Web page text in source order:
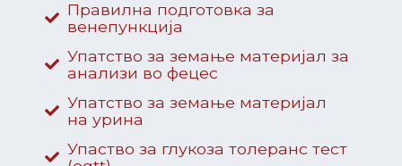
Правилна подготовка за
венепункција
Упатство за земање материјал за
анализи во фецес
Упатство за земање материјал
на урина
Упаство за глукоза толеранс тест